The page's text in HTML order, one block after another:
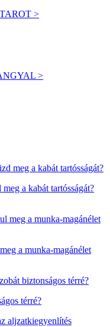
>
>
a kabát tartósságát?
a munka-magánélet
térré?